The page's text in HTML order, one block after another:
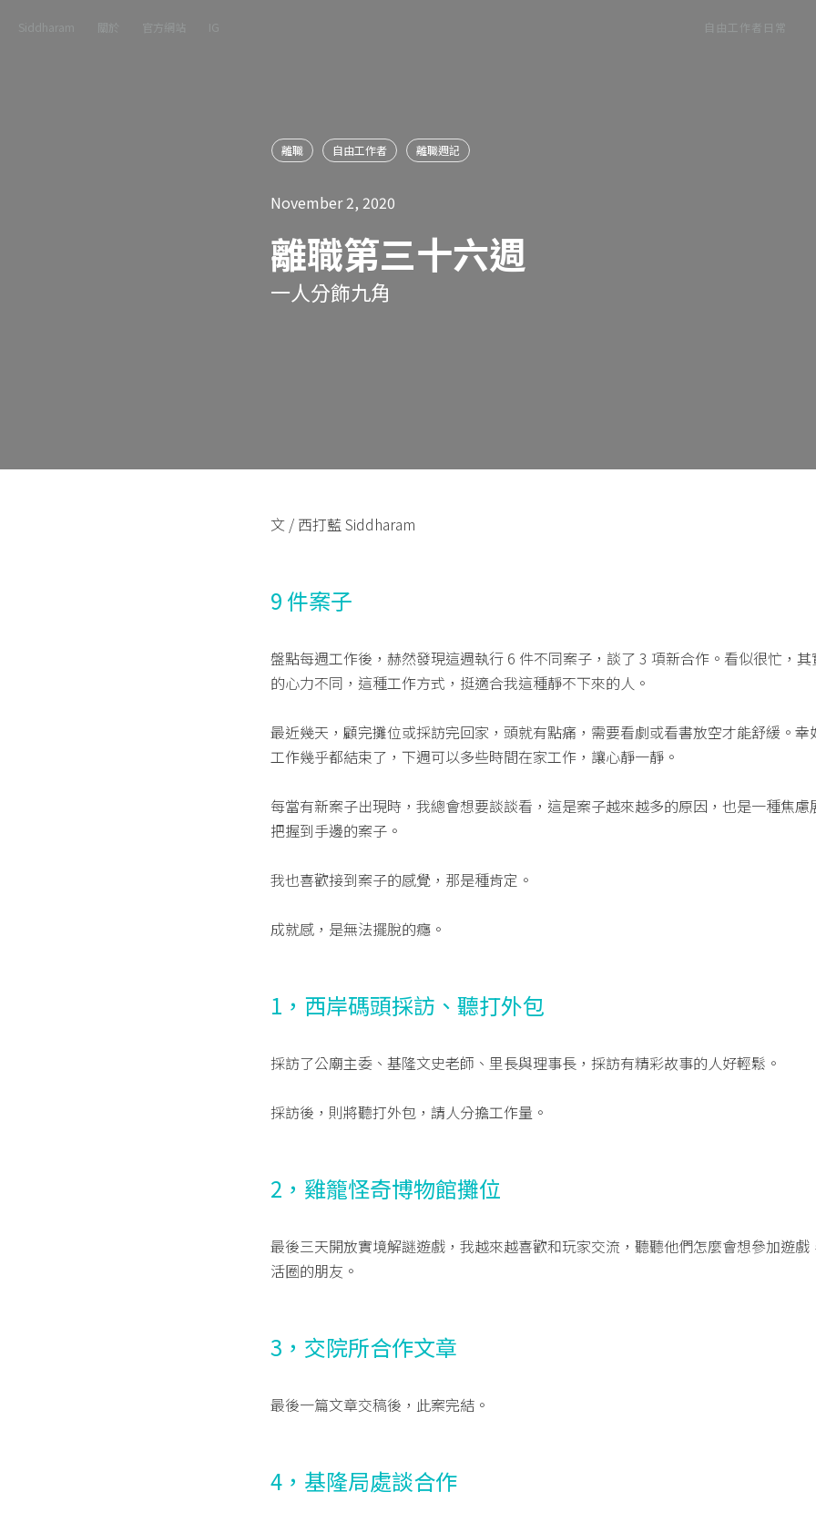
Siddharam 關於 官方網站 IG 自由工作者日常
離職 自由工作者 離職週記
November 2, 2020
離職第三十六週
一人分飾九角
文 / 西打藍 Siddharam
9 件案子
盤點每週工作後，赫然發現這週執行 6 件不同案子，談了 3 項新合作。看似很忙，
的心力不同，這種工作方式，挺適合我這種靜不下來的人。
最近幾天，顧完攤位或採訪完回家，頭就有點痛，需要看劇或看書放空才能舒緩。幸
工作幾乎都結束了，下週可以多些時間在家工作，讓心靜一靜。
每當有新案子出現時，我總會想要談談看，這是案子越來越多的原因，也是一種焦慮
把握到手邊的案子。
我也喜歡接到案子的感覺，那是種肯定。
成就感，是無法擺脫的癮。
1，西岸碼頭採訪、聽打外包
採訪了公廟主委、基隆文史老師、里長與理事長，採訪有精彩故事的人好輕鬆。
採訪後，則將聽打外包，請人分擔工作量。
2，雞籠怪奇博物館攤位
最後三天開放實境解謎遊戲，我越來越喜歡和玩家交流，聽聽他們怎麼會想參加遊戲
活圈的朋友。
3，交院所合作文章
最後一篇文章交稿後，此案完結。
4，基隆局處談合作